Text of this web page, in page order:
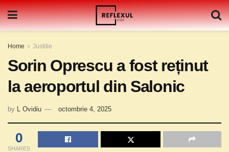
Home Justitie
Sorin Oprescu a fost reținut
la aeroportul din Salonic
by L Ovidiu octombrie 4, 2025
0
SHARES